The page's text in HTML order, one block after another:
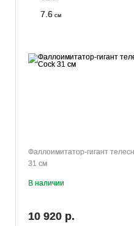
7.6 см
Фаллоимитатор-гигант
31 см
В наличии
10 920 р.